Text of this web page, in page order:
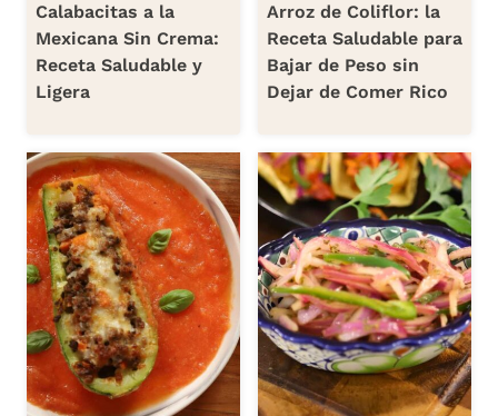
Calabacitas a la
Mexicana Sin Crema:
Receta Saludable y
Ligera
Arroz de Coliflor: la
Receta Saludable para
Bajar de Peso sin
Dejar de Comer Rico